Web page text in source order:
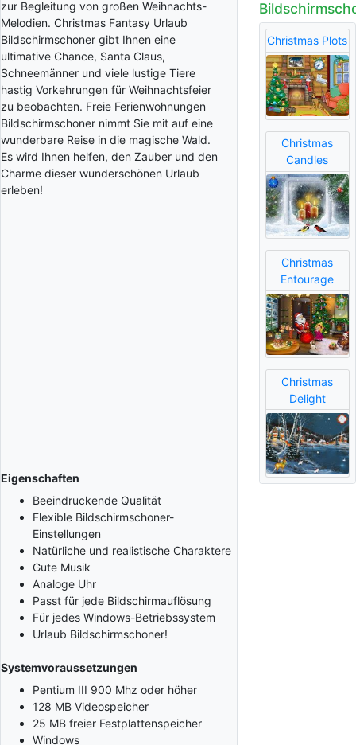
zur Begleitung von großen Weihnachts-
Melodien. Christmas Fantasy Urlaub
Bildschirmschoner gibt Ihnen eine
ultimative Chance, Santa Claus,
Schneemänner und viele lustige Tiere
hastig Vorkehrungen für Weihnachtsfeier
zu beobachten. Freie Ferienwohnungen
Bildschirmschoner nimmt Sie mit auf eine
wunderbare Reise in die magische Wald.
Es wird Ihnen helfen, den Zauber und den
Charme dieser wunderschönen Urlaub
erleben!
Eigenschaften
Beeindruckende Qualität
Flexible Bildschirmschoner-
Einstellungen
Natürliche und realistische Charaktere
Gute Musik
Analoge Uhr
Passt für jede Bildschirmauflösung
Für jedes Windows-Betriebssystem
Urlaub Bildschirmschoner!
Systemvoraussetzungen
Pentium III 900 Mhz oder höher
128 MB Videospeicher
25 MB freier Festplattenspeicher
Windows
Christmas Plots
Christmas
Candles
Christmas
Entourage
Christmas
Delight